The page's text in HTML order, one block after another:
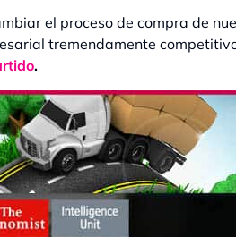
el proceso de compra de
tremendamente
.